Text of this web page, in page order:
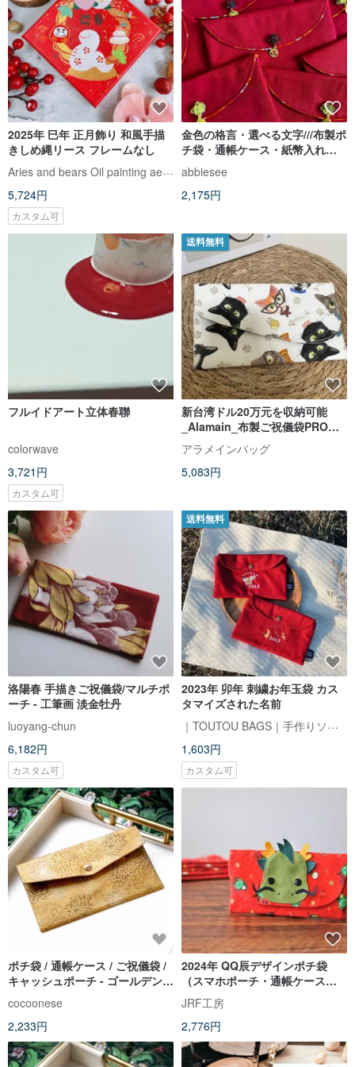
2025年 巳年 正月飾り 和風手描
きしめ縄リース フレームなし
Aries and bears Oil painting aesthet
5,724円
カスタム可
金色の格言・選べる文字///布製ポ
チ袋・通帳ケース・紙幣入れ・
午年
abbiesee
2,175円
フルイドアート立体春聯
colorwave
3,721円
カスタム可
送料無料
新台湾ドル20万元を収納可能
_Alamain_布製ご祝儀袋PRO版_
多種
アラメインバッグ
5,083円
洛陽春 手描きご祝儀袋/マルチポ
ーチ - 工筆画 淡金牡丹
luoyang-chun
6,182円
カスタム可
送料無料
2023年 卯年 刺繍お年玉袋 カス
タマイズされた名前
｜TOUTOU BAGS｜手作りソーイングルーム
1,603円
カスタム可
ポチ袋 / 通帳ケース / ご祝儀袋 /
キャッシュポーチ - ゴールデンフ
cocoonese
2,233円
2024年 QQ辰デザインポチ袋
（スマホポーチ・通帳ケース・
ウェディングギフト・出産祝い
に）
JRF工房
2,776円